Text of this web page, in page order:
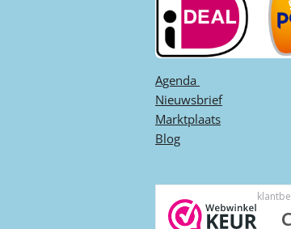
Agenda ​
Nieuwsbrief
Marktplaats
Blog